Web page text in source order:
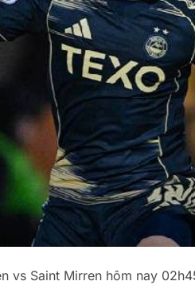
vs Saint Mirren hôm nay